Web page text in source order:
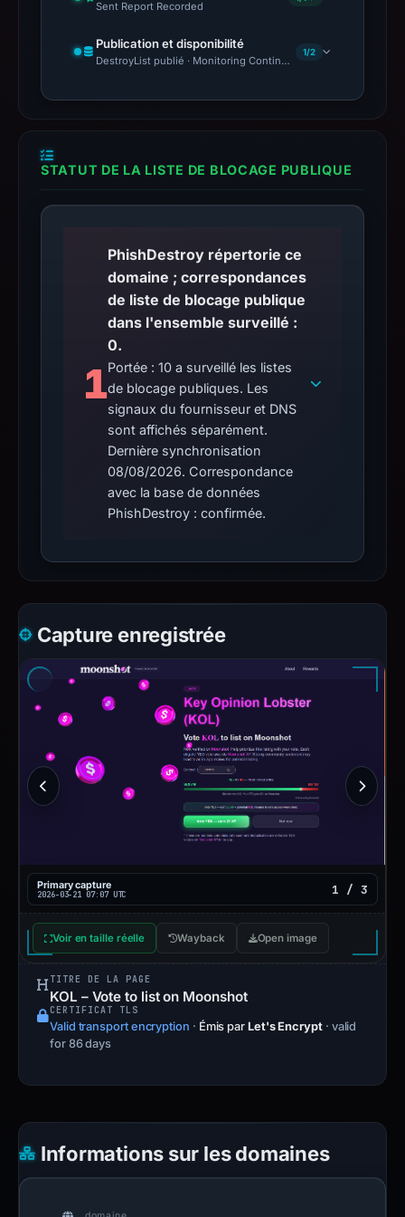
Sent Report Recorded
Publication et disponibilité
DestroyList publié · Monitoring Continues
1/2
STATUT DE LA LISTE DE BLOCAGE PUBLIQUE
1
PhishDestroy répertorie ce
domaine ; correspondances
de liste de blocage publique
dans l'ensemble surveillé :
0.
Portée : 10 a surveillé les listes
de blocage publiques. Les
signaux du fournisseur et DNS
sont affichés séparément.
Dernière synchronisation
08/08/2026. Correspondance
avec la base de données
PhishDestroy : confirmée.
Capture enregistrée
Primary capture
2026-03-21 07:07 UTC 1 / 3
Voir en taille réelle Wayback Open image
TITRE DE LA PAGE
KOL – Vote to list on Moonshot
CERTIFICAT TLS
Valid transport encryption · Émis par Let's Encrypt · valid
for 86 days
Informations sur les domaines